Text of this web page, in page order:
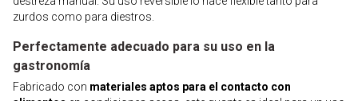
zurdos como para diestros.
Perfectamente adecuado para su uso en la
gastronomía
Fabricado con materiales aptos para el contacto con